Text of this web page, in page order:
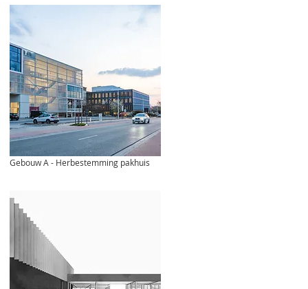
Gebouw A - Herbestemming pakhuis